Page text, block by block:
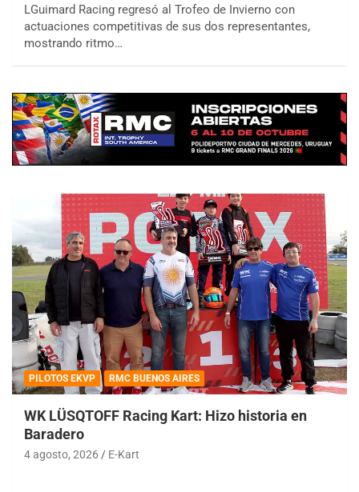
LGuimard Racing regresó al Trofeo de Invierno con
actuaciones competitivas de sus dos representantes,
mostrando ritmo…
PILOTOS EKVP RMC BUENOS AIRES
WK LÜSQTOFF Racing Kart: Hizo historia en
Baradero
4 agosto, 2026 E-Kart